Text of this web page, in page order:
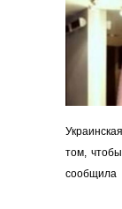
том,
сообщила